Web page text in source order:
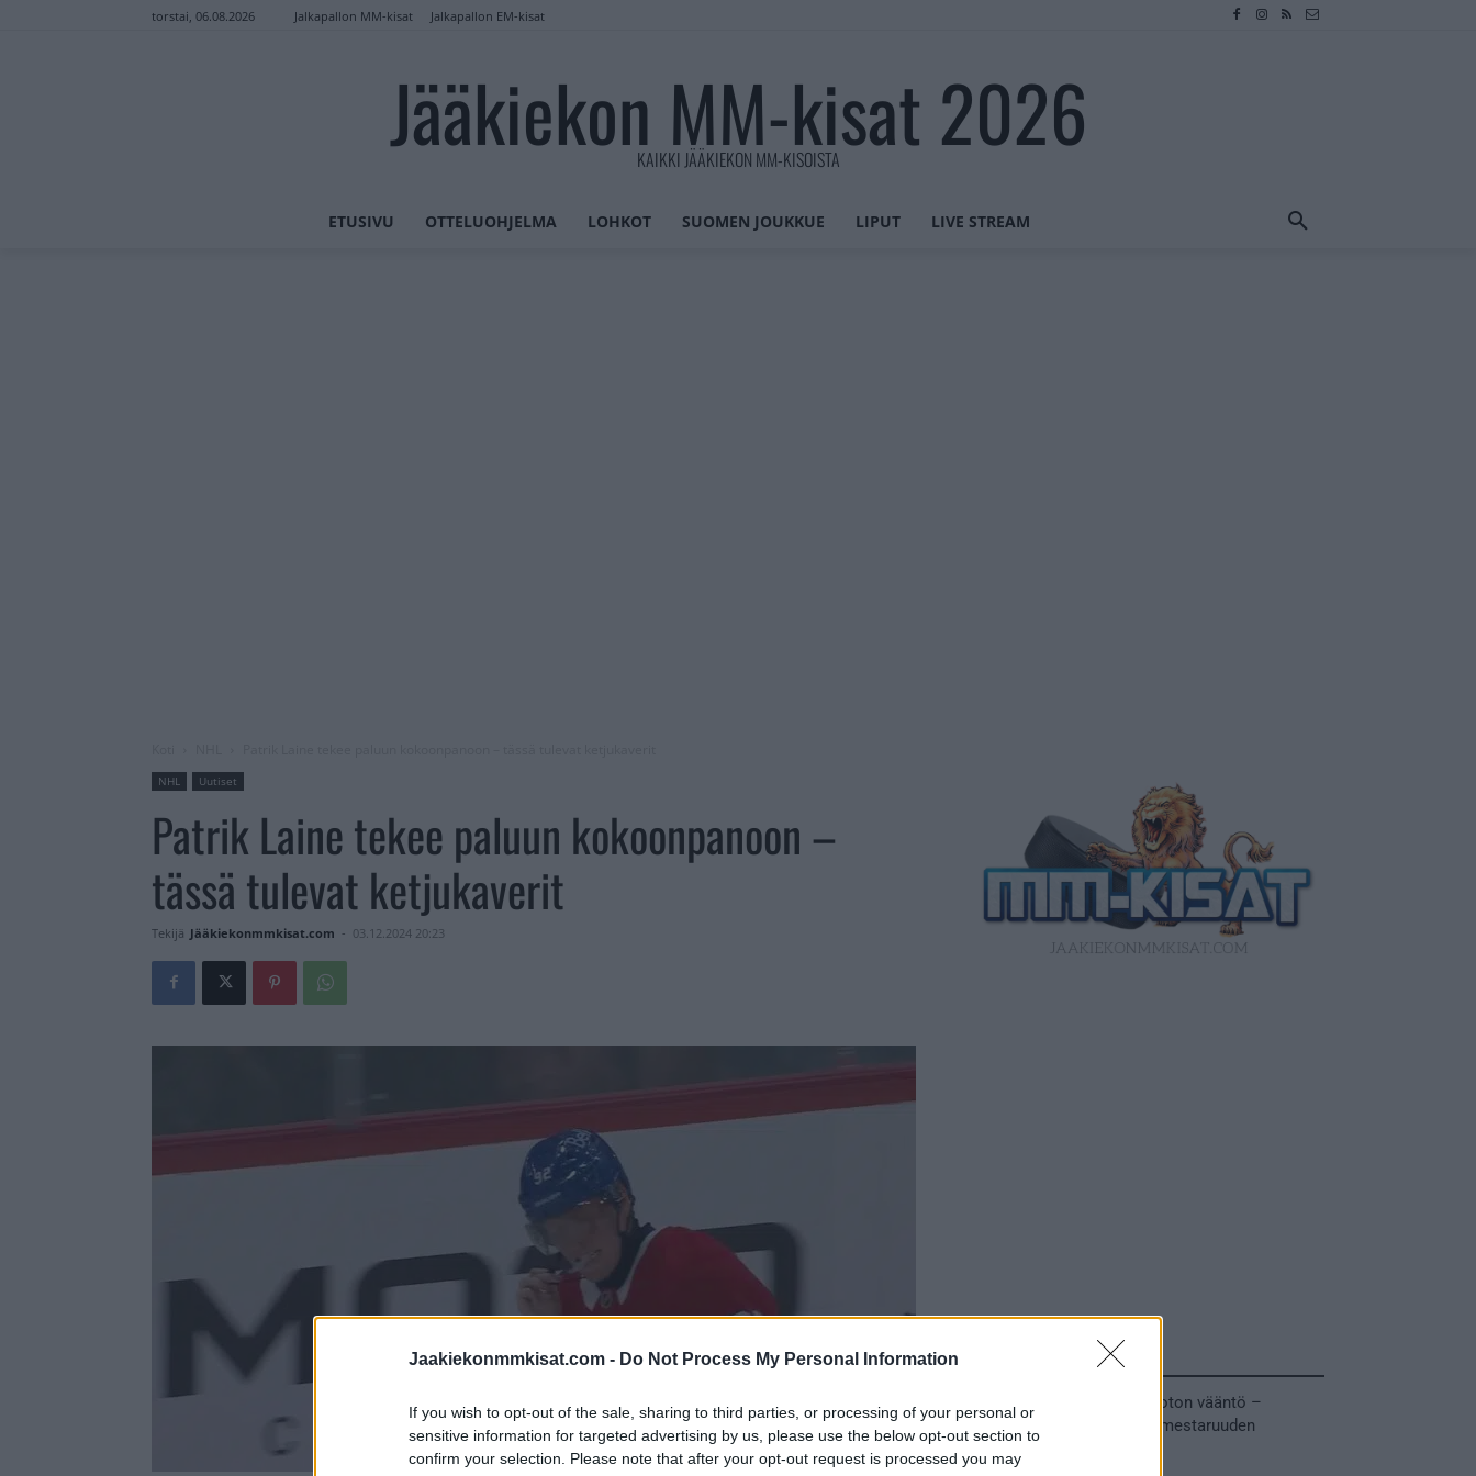
Jaakiekonmmkisat.com - Do Not Process My Personal Information
If you wish to opt-out of the sale, sharing to third parties, or processing of your personal or
sensitive information for targeted advertising by us, please use the below opt-out section to
confirm your selection. Please note that after your opt-out request is processed you may
torstai, 06.08.2026 Jalkapallon MM-kisat Jalkapallon EM-kisat
Jääkiekon MM-kisat 2026
KAIKKI JÄÄKIEKON MM-KISOISTA
ETUSIVU OTTELUOHJELMA LOHKOT SUOMEN JOUKKUE LIPUT LIVE STREAM
NHL Uutiset
Patrik Laine tekee paluun kokoonpanoon –
tässä tulevat ketjukaverit
Tekijä Jääkiekonmmkisat.com - 03.12.2024 20:23
Tuoreimmat uutiset
MM-kullasta käytiin armoton vääntö –
Leijonat voitti maailmanmestaruuden